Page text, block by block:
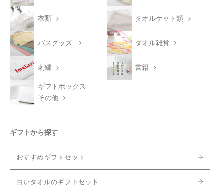
衣類 タオルケット類
バスグッズ タオル雑貨
刺繍 書籍
ギフトボックス
その他
ギフトから探す
おすすめギフトセット
白いタオルのギフトセット